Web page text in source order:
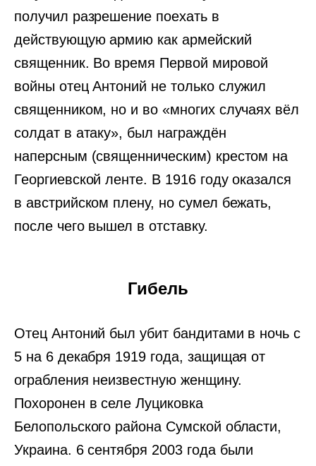
получил разрешение поехать в
действующую армию как армейский
священник. Во время Первой мировой
войны отец Антоний не только служил
священником, но и во «многих случаях вёл
солдат в атаку», был награждён
наперсным (священническим) крестом на
Георгиевской ленте. В 1916 году оказался
в австрийском плену, но сумел бежать,
после чего вышел в отставку.
Гибель
Отец Антоний был убит бандитами в ночь с
5 на 6 декабря 1919 года, защищая от
ограбления неизвестную женщину.
Похоронен в селе Луциковка
Белопольского района Сумской области,
Украина. 6 сентября 2003 года были